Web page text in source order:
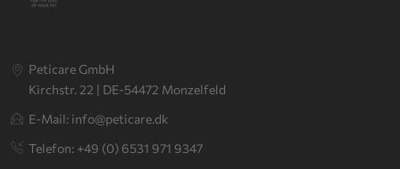
Peticare GmbH
Kirchstr. 22 | DE-54472 Monzelfeld
E-Mail: info@peticare.dk
Telefon: +49 (0) 6531 971 9347